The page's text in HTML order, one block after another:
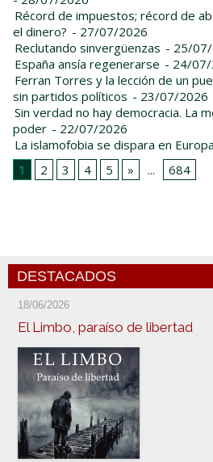
Récord de impuestos; récord de
el dinero? - 27/07/2026
Reclutando sinvergüenzas - 25/
España ansía regenerarse - 24/
Ferran Torres y la lección de un
sin partidos políticos - 23/07/2026
Sin verdad no hay democracia. La
poder - 22/07/2026
La islamofobia se dispara en Europa
1
2 3 4 5 » ... 684
DESTACADOS
18/06/2026
El Limbo, paraíso de libertad